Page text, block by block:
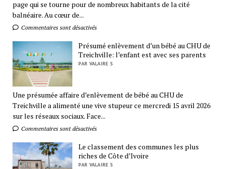
page qui se tourne pour de nombreux habitants de la cité
balnéaire. Au cœur de...
Commentaires sont désactivés
Présumé enlèvement d’un bébé au CHU de
Treichville: l’enfant est avec ses parents
PAR VALAIRE S
Une présumée affaire d’enlèvement de bébé au CHU de
Treichville a alimenté une vive stupeur ce mercredi 15 avril 2026
sur les réseaux sociaux. Face...
Commentaires sont désactivés
Le classement des communes les plus
riches de Côte d’Ivoire
PAR VALAIRE S